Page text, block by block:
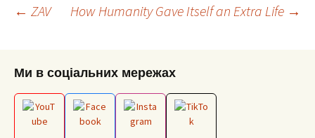
Post
navigation
← ZAV How Humanity Gave Itself an Extra Life →
Ми в соціальних мережах